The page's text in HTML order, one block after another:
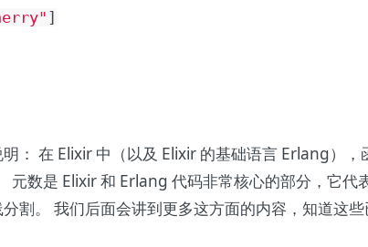
]
： 在 Elixir 中（以及 Elixir 的基础语言 Erlang）
元数是 Elixir 和 Erlang 代码非常核心的部分，它代
割。 我们后面会讲到更多这方面的内容，知道这些